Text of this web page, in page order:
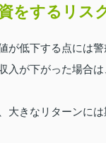
をするリス
低下する点には警
入が下がった場合
大きなリターンに